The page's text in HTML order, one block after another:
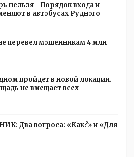
нельзя - Порядок входа и
в автобусах Рудного
перевел мошенникам 4 млн
пройдет в новой локации.
не вмещает всех
Два вопроса: «Как?» и «Для